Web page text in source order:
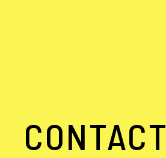
CONTACT